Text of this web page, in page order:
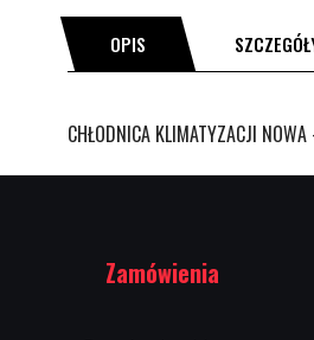
OPIS
CHŁODNICA KLIMATYZACJI
Zamówienia